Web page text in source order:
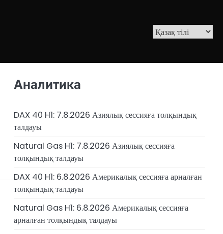
Аналитика
DAX 40 H1: 7.8.2026 Азиялық сессияға толқындық
талдауы
Natural Gas H1: 7.8.2026 Азиялық сессияға
толқындық талдауы
DAX 40 H1: 6.8.2026 Америкалық сессияға арналған
толқындық талдауы
Natural Gas H1: 6.8.2026 Америкалық сессияға
арналған толқындық талдауы